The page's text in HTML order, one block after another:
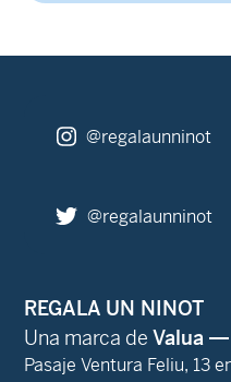
@regalaunninot
@regalaunninot
REGALA UN NINOT
Una marca de Valua
Pasaje Ventura Feliu, 13